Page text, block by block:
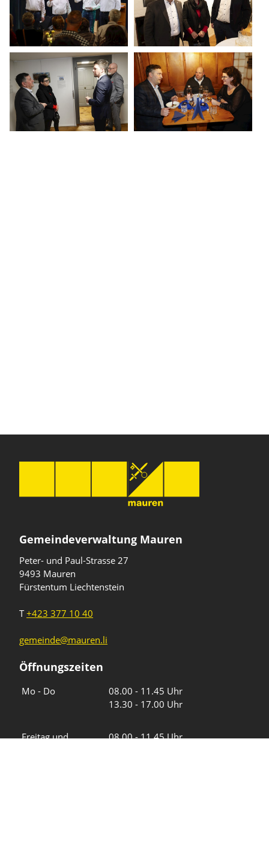
Gemeindeverwaltung Mauren
Peter- und Paul-Strasse 27
9493 Mauren
Fürstentum Liechtenstein
T+423 377 10 40
gemeinde@mauren.li
Öffnungszeiten
Mo - Do
08.00 - 11.45 Uhr
13.30 - 17.00 Uhr
Freitag und
08.00 - 11.45 Uhr